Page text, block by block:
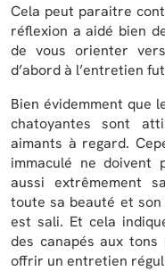
Cela peut paraitre
réflexion a aidé bien
de vous orienter
d’abord à l’entretien
Bien évidemment que
chatoyantes sont
aimants à regard.
immaculé ne doivent
aussi extrêmement
toute sa beauté et
est sali. Et cela
des canapés aux
offrir un entretien